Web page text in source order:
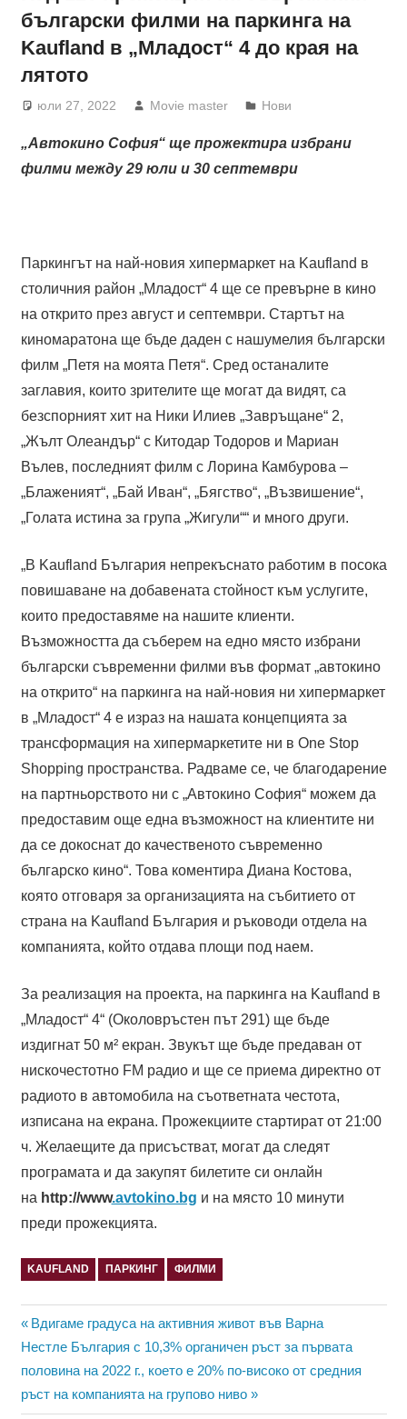
български филми на паркинга на
Kaufland в „Младост“ 4 до края на
лятото
юли 27, 2022 Movie master Нови
„Автокино София“ ще прожектира избрани
филми между 29 юли и 30 септември
Паркингът на най-новия хипермаркет на Kaufland в
столичния район „Младост“ 4 ще се превърне в кино
на открито през август и септември. Стартът на
киномаратона ще бъде даден с нашумелия български
филм „Петя на моята Петя“. Сред останалите
заглавия, които зрителите ще могат да видят, са
безспорният хит на Ники Илиев „Завръщане“ 2,
„Жълт Олеандър“ с Китодар Тодоров и Мариан
Вълев, последният филм с Лорина Камбурова –
„Блаженият“, „Бай Иван“, „Бягство“, „Възвишение“,
„Голата истина за група „Жигули““ и много други.
„В Kaufland България непрекъснато работим в посока
повишаване на добавената стойност към услугите,
които предоставяме на нашите клиенти.
Възможността да съберем на едно място избрани
български съвременни филми във формат „автокино
на открито“ на паркинга на най-новия ни хипермаркет
в „Младост“ 4 е израз на нашата концепцията за
трансформация на хипермаркетите ни в One Stop
Shopping пространства. Радваме се, че благодарение
на партньорството ни с „Автокино София“ можем да
предоставим още една възможност на клиентите ни
да се докоснат до качественото съвременно
българско кино“. Това коментира Диана Костова,
която отговаря за организацията на събитието от
страна на Kaufland България и ръководи отдела на
компанията, който отдава площи под наем.
За реализация на проекта, на паркинга на Kaufland в
„Младост“ 4“ (Околовръстен път 291) ще бъде
издигнат 50 м² екран. Звукът ще бъде предаван от
нискочестотно FM радио и ще се приема директно от
радиото в автомобила на съответната честота,
изписана на екрана. Прожекциите стартират от 21:00
ч. Желаещите да присъстват, могат да следят
програмата и да закупят билетите си онлайн
на http://www.avtokino.bg и на място 10 минути
преди прожекцията.
KAUFLAND ПАРКИНГ ФИЛМИ
Навигация
Previous
Post:
Вдигаме градуса на активния живот във Варна
Next
Post:
Нестле България с 10,3% органичен ръст за първата
половина на 2022 г., което е 20% по-високо от средния
ръст на компанията на групово ниво